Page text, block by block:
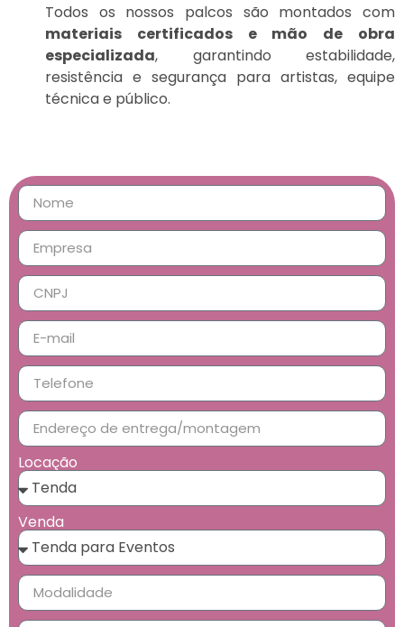
Todos os nossos palcos são montados com
materiais certificados e mão de obra
especializada, garantindo estabilidade,
resistência e segurança para artistas, equipe
técnica e público.
Locação
Venda